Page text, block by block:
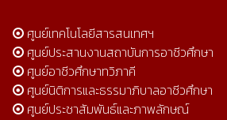
ศูนย์เทคโนโลยีสารสนเทศฯ
ศูนย์ประสานงานสถาบันการอาชีวศึกษา
ศูนย์อาชีวศึกษาทวิภาคี
ศูนย์นิติการและธรรมาภิบาลอาชีวศึกษา
ศูนย์ประชาสัมพันธ์และภาพลักษณ์